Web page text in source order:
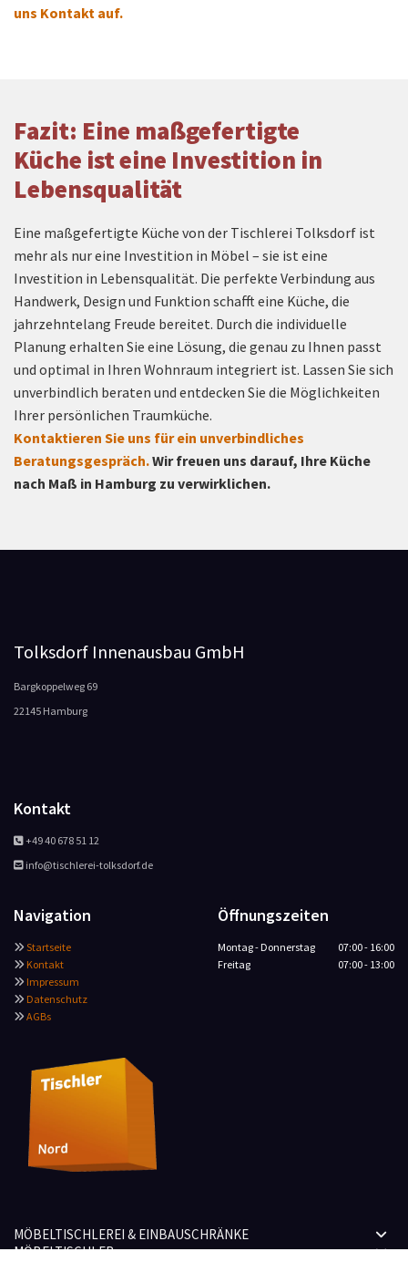
uns Kontakt auf.
Fazit: Eine maßgefertigte
Küche ist eine Investition in
Lebensqualität
Eine maßgefertigte Küche von der Tischlerei Tolksdorf ist
mehr als nur eine Investition in Möbel – sie ist eine
Investition in Lebensqualität. Die perfekte Verbindung aus
Handwerk, Design und Funktion schafft eine Küche, die
jahrzehntelang Freude bereitet. Durch die individuelle
Planung erhalten Sie eine Lösung, die genau zu Ihnen passt
und optimal in Ihren Wohnraum integriert ist. Lassen Sie sich
unverbindlich beraten und entdecken Sie die Möglichkeiten
Ihrer persönlichen Traumküche.
Kontaktieren Sie uns für ein unverbindliches
Beratungsgespräch.Wir freuen uns darauf, Ihre Küche
nach Maß in Hamburg zu verwirklichen.
Tolksdorf Innenausbau GmbH
Bargkoppelweg 69
22145 Hamburg
Kontakt
+49 40 678 51 12
 info@tischlerei-tolksdorf.de
Navigation
Startseite
 Kontakt
 Impressum
 Datenschutz
AGBs
Öffnungszeiten
Montag - Donnerstag
07:00 - 16:00
Freitag
07:00 - 13:00
MÖBELTISCHLEREI & EINBAUSCHRÄNKE
MÖBELTISCHLER